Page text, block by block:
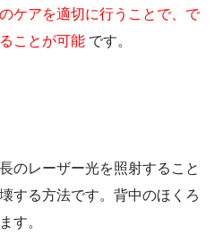
ケアを適切に行うことで、で
ことが可能 です。
のレーザー光を照射すること
する方法です。背中のほくろ
す。